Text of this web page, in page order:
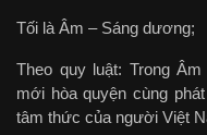
Tối là Âm – Sáng dương;
Theo quy luật: Trong
mới hòa quyện cùng
tâm thức của người Việt